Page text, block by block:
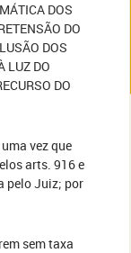
DOS
DO
DOS
LUZ DO
DO
vez que
arts. 916 e
pelo Juiz; por
sem taxa